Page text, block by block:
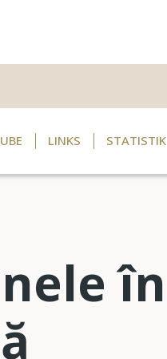
LINKS STATISTIK
în